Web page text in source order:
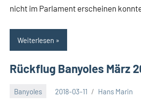
nicht im Parlament erscheinen
Weiterlesen
Rückflug Banyoles März
Banyoles 2018-03-11 Hans Marin